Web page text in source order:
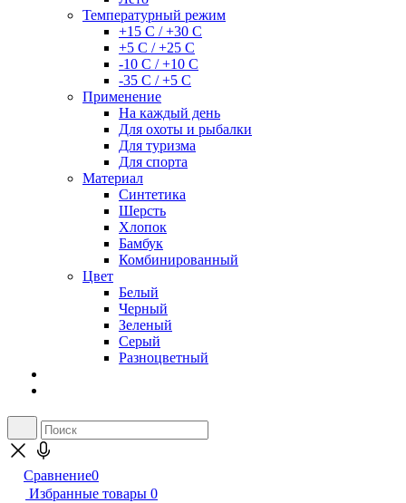
Температурный режим
+15 С / +30 С
+5 С / +25 С
-10 С / +10 С
-35 С / +5 С
Применение
На каждый день
Для охоты и рыбалки
Для туризма
Для спорта
Материал
Синтетика
Шерсть
Хлопок
Бамбук
Комбинированный
Цвет
Белый
Черный
Зеленый
Серый
Разноцветный
Сравнение0
Избранные товары 0